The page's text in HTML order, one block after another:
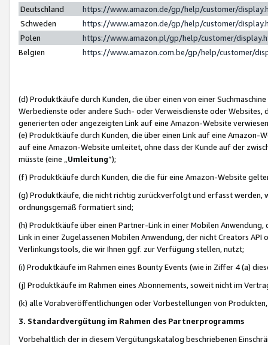
Deutschland
https://www.amazon.de/gp/help/customer/
Schweden
https://www.amazon.de/gp/help/customer/
Polen
https://www.amazon.pl/gp/help/customer/
Belgien
https://www.amazon.com.be/gp/help/customer/
(d) Produktkäufe durch Kunden, die über einen von einer
Werbedienste oder andere Such- oder Verweisdienste oder Websites,
generierten oder angezeigten Link auf eine Amazon-Website
(e) Produktkäufe durch Kunden, die über einen Link auf eine
auf eine Amazon-Website umleitet, ohne dass der Kunde auf der
müsste (eine „ Umleitung“);
(f) Produktkäufe durch Kunden, die die für eine Amazon-Website
(g) Produktkäufe, die nicht richtig zurückverfolgt und erfasst werden,
ordnungsgemäß formatiert sind;
(h) Produktkäufe über einen Partner-Link in einer Mobilen
Link in einer Zugelassenen Mobilen Anwendung, der nicht Creators
Verlinkungstools, die wir Ihnen ggf. zur Verfügung stellen, nutzt;
(i) Produktkäufe im Rahmen eines Bounty Events (wie in Ziffer 4 (a)
(j) Produktkäufe im Rahmen eines Abonnements, soweit nicht im
(k) alle Vorabveröffentlichungen oder Vorbestellungen von
3. Standardvergütung im Rahmen des Partnerprogramms
Vorbehaltlich der in diesem Vergütungskatalog beschriebenen